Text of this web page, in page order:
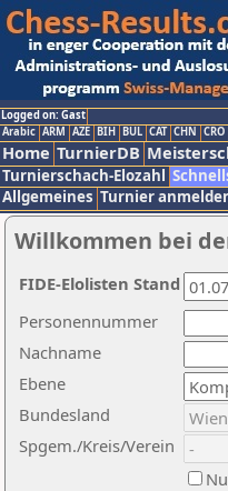
Logged on: Gast
Arabic ARM AZE BIH BUL CAT CHN CRO
Home TurnierDB
Turnierschach-Elozahl
Allgemeines Turnier
Willkommen bei
Nachname
Ebene
Personennummer
Bundesland
Spgem./Kreis/Verein
FIDE-Elolisten Stand